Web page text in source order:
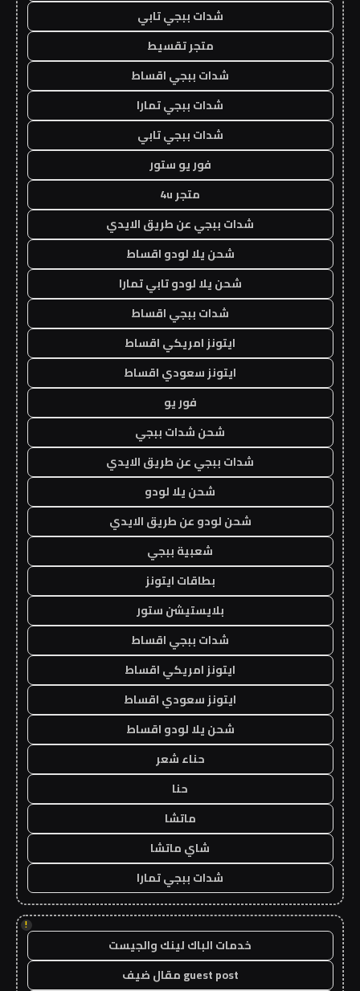
شدات ببجي تابي
متجر تقسيط
شدات ببجي اقساط
شدات ببجي تمارا
شدات ببجي تابي
فور يو ستور
متجر 4u
شدات ببجي عن طريق الايدي
شحن يلا لودو اقساط
شحن يلا لودو تابي تمارا
شدات ببجي اقساط
ايتونز امريكي اقساط
ايتونز سعودي اقساط
فور يو
شحن شدات ببجي
شدات ببجي عن طريق الايدي
شحن يلا لودو
شحن لودو عن طريق الايدي
شعبية ببجي
بطاقات ايتونز
بلايستيشن ستور
شدات ببجي اقساط
ايتونز امريكي اقساط
ايتونز سعودي اقساط
شحن يلا لودو اقساط
حناء شعر
حنا
ماتشا
شاي ماتشا
شدات ببجي تمارا
!
خدمات الباك لينك والجيست
guest post مقال ضيف